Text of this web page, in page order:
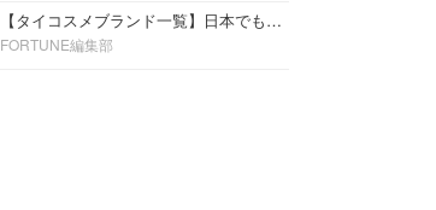
【タイコスメブランド一覧】日本でも人気沸騰中の“タイコスメ”ブランド20選！
FORTUNE編集部